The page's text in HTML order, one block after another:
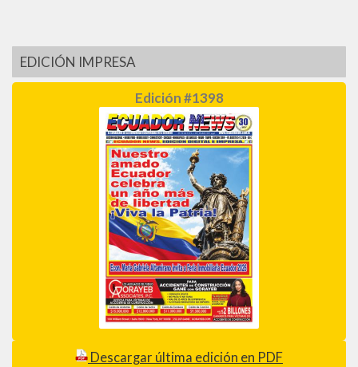
EDICIÓN IMPRESA
Edición #1398
Descargar última edición en PDF